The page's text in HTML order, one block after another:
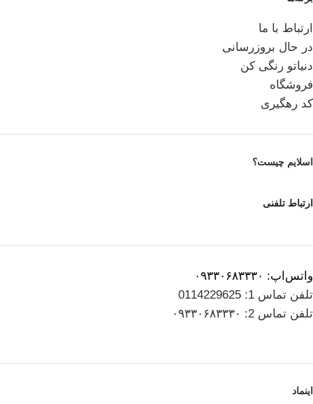
ارتباط با ما
در حال بروزرسانی
دنیاتو رنگی کن
فروشگاه
کد رهگیری
اسلایم چیست؟
ارتباط تلفنی
واتس‌اپ: ۰۹۳۳۰۶۸۳۳۳۰
تلفن تماس 1: 0114229625
تلفن تماس 2: ۰۹۳۳۰۶۸۳۳۳۰
اینماد